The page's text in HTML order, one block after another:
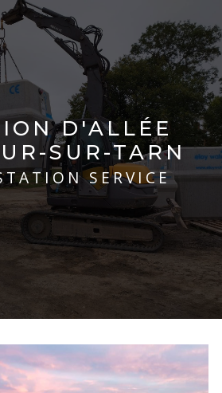
SUR-TARN
SERVICE
cookies